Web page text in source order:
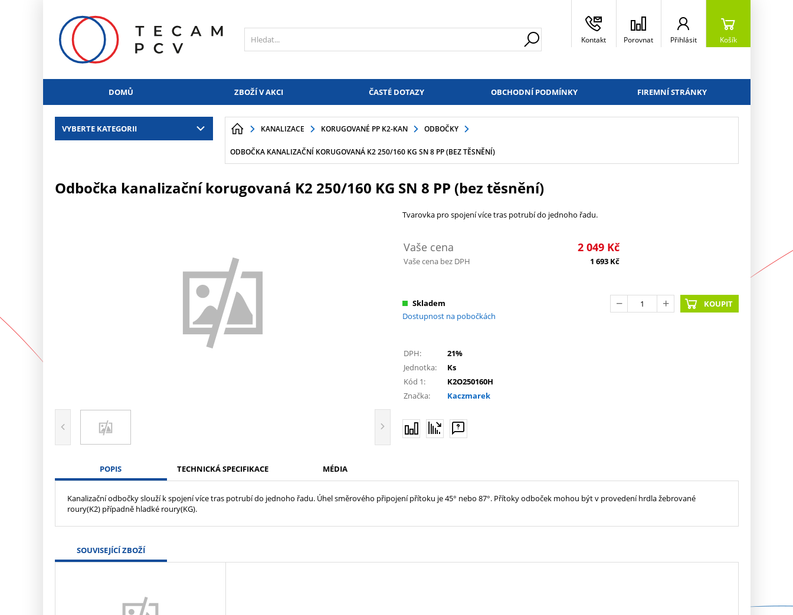
Kontakt Porovnat Přihlásit Košík
DOMŮ ZBOŽÍ V AKCI ČASTÉ DOTAZY OBCHODNÍ PODMÍNKY FIREMNÍ STRÁNKY
VYBERTE KATEGORII KANALIZACE KORUGOVANÉ PP K2-KAN ODBOČKY
ODBOČKA KANALIZAČNÍ KORUGOVANÁ K2 250/160 KG SN 8 PP (BEZ TĚSNĚNÍ)
Odbočka kanalizační korugovaná K2 250/160 KG SN 8 PP (bez těsnění)
Tvarovka pro spojení více tras potrubí do jednoho řadu.
Vaše cena 2 049 Kč
Vaše cena bez DPH 1 693 Kč
Skladem
Dostupnost na pobočkách
KOUPIT
DPH:
21%
Jednotka:
Ks
Kód 1:
K2O250160H
Značka:
Kaczmarek
POPIS TECHNICKÁ SPECIFIKACE MÉDIA
Kanalizační odbočky slouží k spojení více tras potrubí do jednoho řadu. Úhel směrového připojení přítoku je 45° nebo 87°. Přítoky odboček mohou být v provedení hrdla žebrované
roury(K2) případně hladké roury(KG).
SOUVISEJÍCÍ ZBOŽÍ